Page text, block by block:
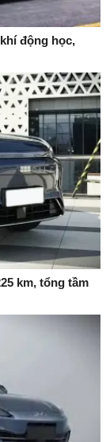
động học,
km, tổng tầm